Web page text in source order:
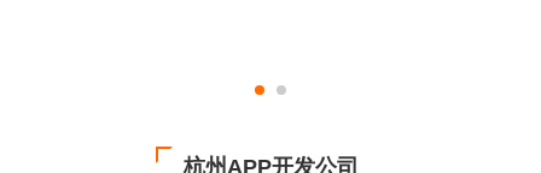
杭州APP开发公司